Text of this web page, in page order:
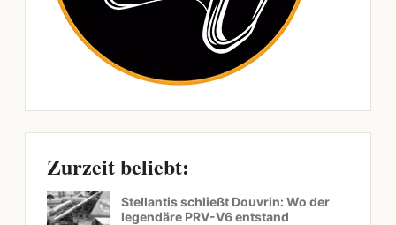
Zurzeit beliebt:
Stellantis schließt Douvrin: Wo der
legendäre PRV-V6 entstand